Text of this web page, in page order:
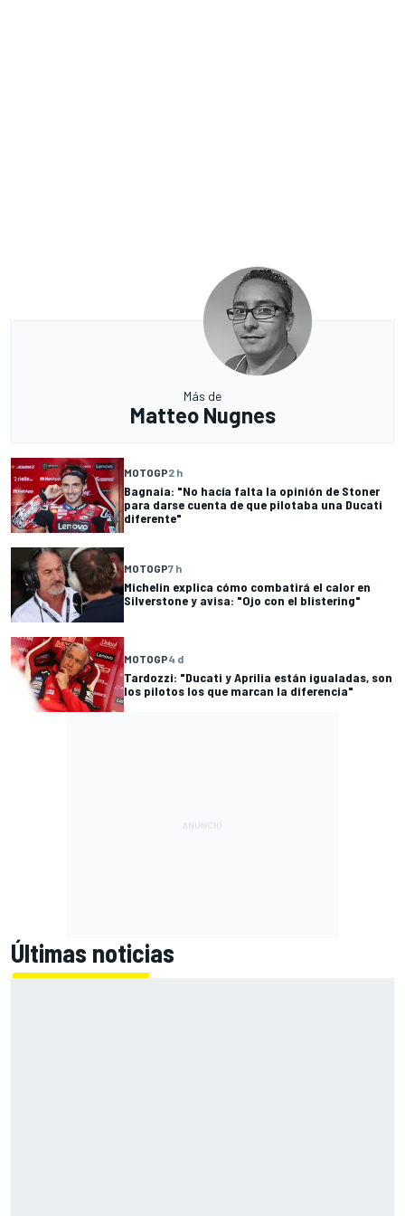
Más de
Matteo Nugnes
MOTOGP2 h
Bagnaia: "No hacía falta la opinión de Stoner
para darse cuenta de que pilotaba una Ducati
diferente"
MOTOGP7 h
Michelin explica cómo combatirá el calor en
Silverstone y avisa: "Ojo con el blistering"
MOTOGP4 d
Tardozzi: "Ducati y Aprilia están igualadas, son
los pilotos los que marcan la diferencia"
Últimas noticias